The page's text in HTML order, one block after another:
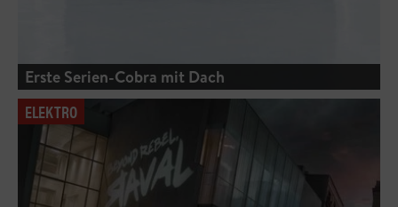
Erste Serien-Cobra mit Dach
ELEKTRO